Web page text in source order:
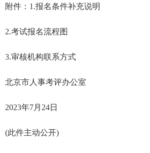
附件：1.报名条件补充说明
2.考试报名流程图
3.审核机构联系方式
北京市人事考评办公室
2023年7月24日
(此件主动公开)